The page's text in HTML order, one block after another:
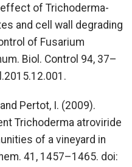
of Trichoderma-
and cell wall degrading
of Fusarium
Biol. Control 94, 37–
and Pertot, I. (2009).
Trichoderma atroviride
of a vineyard in
41, 1457–1465. doi: